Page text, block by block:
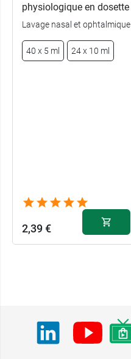
physiologique en dosette
Lavage nasal et ophtalmique
40 x 5 ml 24 x 10 ml
2,39 €